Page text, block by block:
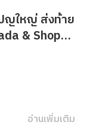
ญใหญ่ ส่งท้าย
& Shopee
อย่างไร?
อ่านเพิ่มเติม